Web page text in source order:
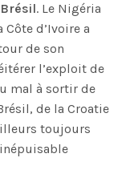
. Le Nigéria
d’Ivoire a
de son
l’exploit de
mal à sortir de
de la Croatie
toujours